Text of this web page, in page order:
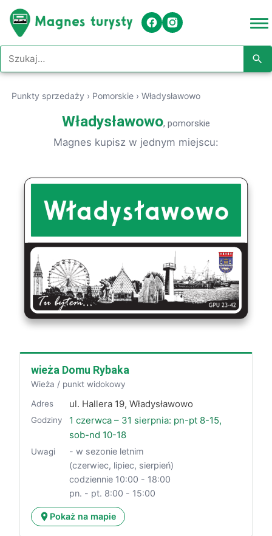
Szukaj w serwisie
Punkty sprzedaży › Pomorskie ›Władysławowo
Władysławowo, pomorskie
Magnes kupisz w jednym miejscu:
wieża Domu Rybaka
Wieża / punkt widokowy
Adres ul. Hallera 19, Władysławowo
Godziny
1 czerwca – 31 sierpnia: pn-pt 8-15,
sob-nd 10-18
Uwagi
- w sezonie letnim
(czerwiec, lipiec, sierpień)
codziennie 10:00 - 18:00
pn. - pt. 8:00 - 15:00
Pokaż na mapie